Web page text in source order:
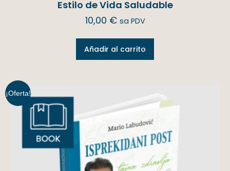
Estilo de Vida Saludable
10,00 € sa PDV
Añadir al carrito
¡Oferta!